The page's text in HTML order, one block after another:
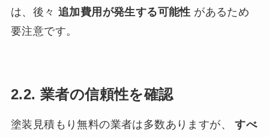
は、後々 追加費用が発生する可能性 があるため
要注意です。
2.2. 業者の信頼性を確認
塗装見積もり無料の業者は多数ありますが、すべ